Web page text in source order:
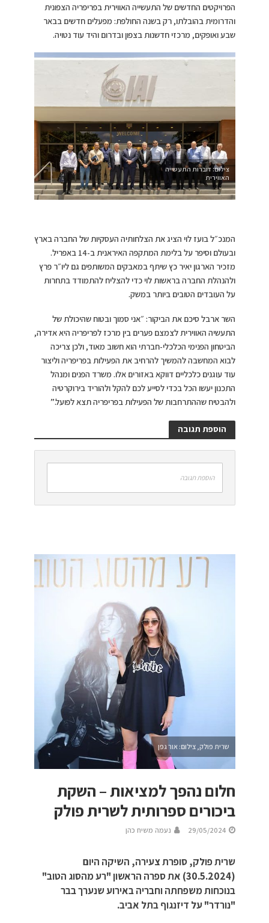
הפרויקטים החדשים של התעשייה האווירית בפריפריה הצפונית
והדרומית בהובלתו, רק בשנה החולפת: מפעלים חדשים בבאר
שבע ואופקים, מרכזי חדשנות בצפון ובדרום והיד עוד נטויה.
צילום: דוברות התעשייה
האווירית
המנכ״ל בועז לוי הציג את הצלחותיה העסקיות של החברה בארץ
ובעולם וסיפר על בלימת המתקפה האיראנית ב-14 באפריל.
מזכיר הארגון יאיר כץ שיתף במאבקים המשותפים גם ליו״ר פרץ
ולהנהלת החברה בראשות לוי כדי להצליח להתמודד בתחרות
על העובדים הטובים ביותר במשק.
השר ארבל סיכם את הביקור: ״אני סמוך ובטוח שהיכולת של
התעשיה האווירית לצמצם פערים בין מרכז לפריפריה היא אדירה,
הביטחון הפנימי הכלכלי-חברתי הוא חשוב מאוד, ולכן צריכה
לבוא המחשבה להמשיך להרחיב את הפעילות בפריפריה וליצור
עוד עוגנים כלכליים דווקא באזורים אלו. משרד הפנים ומנהל
התכנון יעשו הכל בכדי לסייע לכם להקל ולהוריד בירוקרטיה
ולהבטיח שההתרחבות של הפעילות בפריפריה תצא לפועל.”
הוספת תגובה
הוספת תגובה
שרית פולק, צילום: אור גפן
חלום נהפך למציאות – השקת
ביכורים ספרותית לשרית פולק
29/05/2024 נעמה משיח כהן
שרית פולק, סופרת צעירה, השיקה היום
(30.5.2024) את ספרה הראשון "רע מהסוג הטוב"
בנוכחות משפחתה וחבריה באירוע שנערך בבר
"נורדר" על דיזנגוף בתל אביב.